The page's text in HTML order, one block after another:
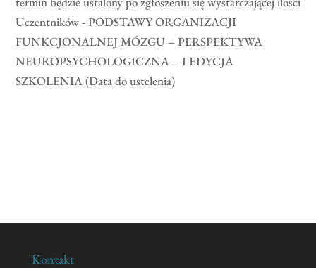
Uczentników - PODSTAWY ORGANIZACJI
FUNKCJONALNEJ MÓZGU – PERSPEKTYWA
NEUROPSYCHOLOGICZNA – I EDYCJA
SZKOLENIA (Data do ustelenia)
Kontakt